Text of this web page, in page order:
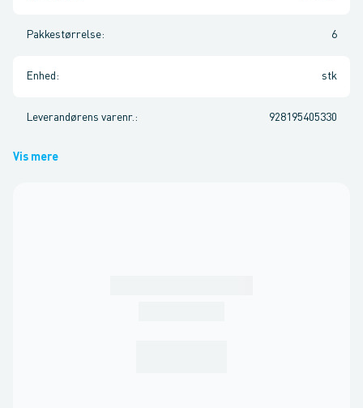
Pakkestørrelse: 6
Enhed : stk
Leverandørens varenr. : 928195405330
Vis mere